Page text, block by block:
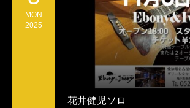
MON
2025
花井健児ソロ